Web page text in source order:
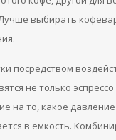
выбирать
посредством
не только
на то, какое
в емкость.